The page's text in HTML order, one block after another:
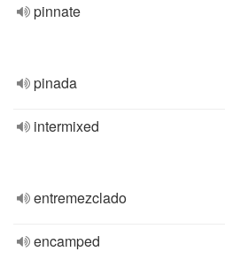
pinnate
pinada
intermixed
entremezclado
encamped